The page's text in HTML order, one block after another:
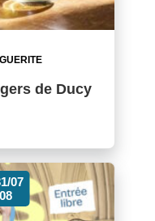
de Ducy
07